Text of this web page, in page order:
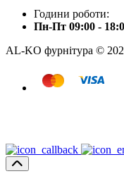
Години роботи:
Пн-Пт 09:00 -
AL-KO фурнітура ©